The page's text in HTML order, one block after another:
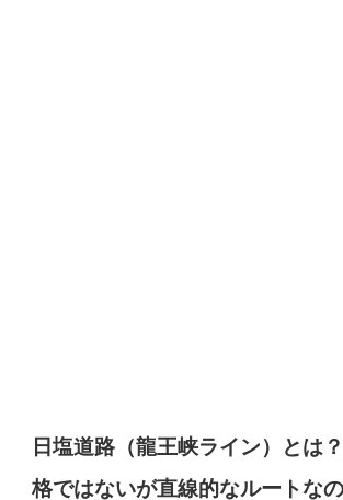
日塩道路（龍王峡ライン）とは
格ではないが直線的なルートな